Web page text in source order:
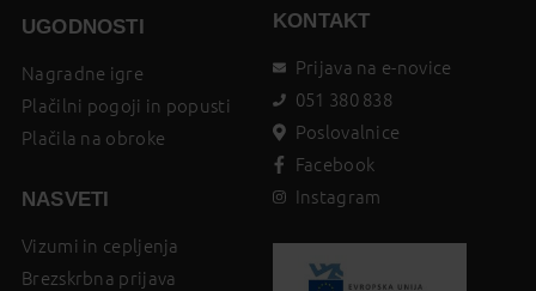
UGODNOSTI
Nagradne igre
Plačilni pogoji in popusti
Plačila na obroke
NASVETI
Vizumi in cepljenja
Brezskrbna prijava
KONTAKT
Prijava na e-novice
051 380 838
Poslovalnice
Facebook
Instagram